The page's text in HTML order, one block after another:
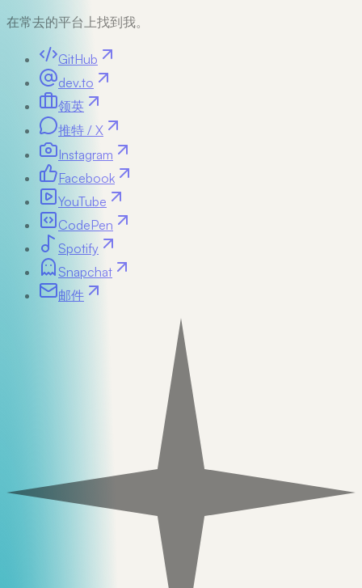
在常去的平台上找到我。
GitHub
dev.to
领英
推特 / X
Instagram
Facebook
YouTube
CodePen
Spotify
Snapchat
邮件